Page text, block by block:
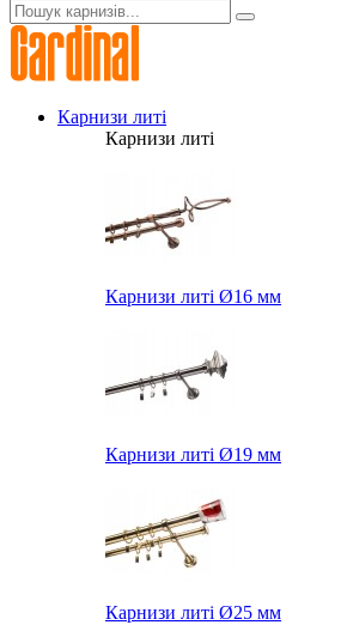
Карнизи литі
Карнизи литі
Карнизи литі Ø16 мм
Карнизи литі Ø19 мм
Карнизи литі Ø25 мм